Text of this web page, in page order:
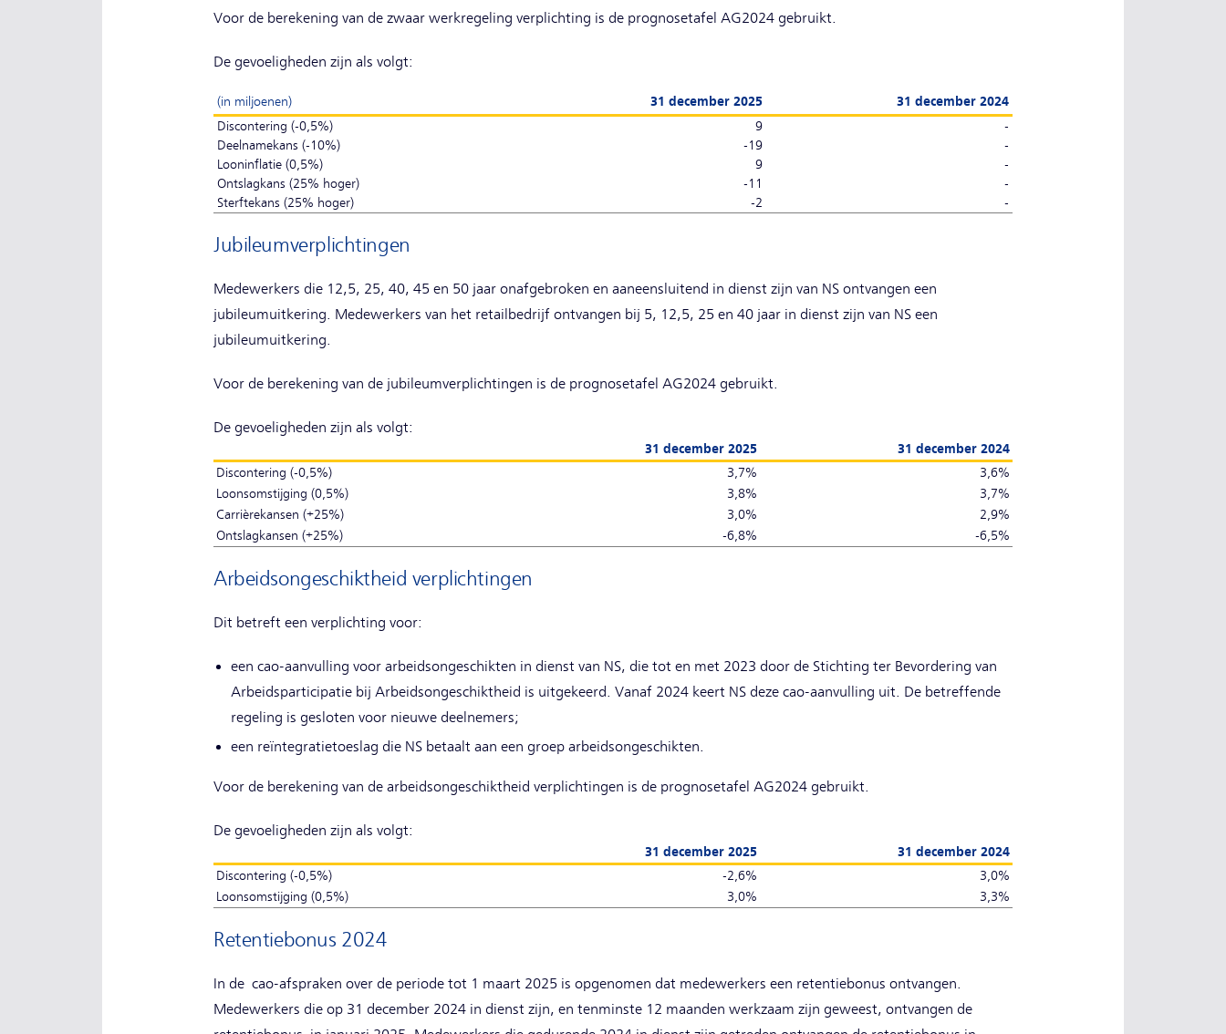
Voor de berekening van de zwaar werkregeling verplichting is de prognosetafel AG2024 gebruikt.
De gevoeligheden zijn als volgt:
(in miljoenen) 31 december 2025
31 december 2024
Discontering (-0,5%)
9
-
Deelnamekans (-10%)
-19
-
Looninflatie (0,5%)
9
-
Ontslagkans (25% hoger)
-11
-
Sterftekans (25% hoger)
-2 -
Jubileumverplichtingen
Medewerkers die 12,5, 25, 40, 45 en 50 jaar onafgebroken en aaneensluitend in dienst zijn van NS ontvangen een
jubileumuitkering. Medewerkers van het retailbedrijf ontvangen bij 5, 12,5, 25 en 40 jaar in dienst zijn van NS een
jubileumuitkering.
Voor de berekening van de jubileumverplichtingen is de prognosetafel AG2024 gebruikt.
De gevoeligheden zijn als volgt:
31 december 2025
31 december 2024
Discontering (-0,5%)
3,7%
3,6%
Loonsomstijging (0,5%)
3,8%
3,7%
Carrièrekansen (+25%)
3,0%
2,9%
Ontslagkansen (+25%)
-6,8% -6,5%
Arbeidsongeschiktheid verplichtingen
Dit betreft een verplichting voor:
een cao-aanvulling voor arbeidsongeschikten in dienst van NS, die tot en met 2023 door de Stichting ter Bevordering van
Arbeidsparticipatie bij Arbeidsongeschiktheid is uitgekeerd. Vanaf 2024 keert NS deze cao-aanvulling uit. De betreffende
regeling is gesloten voor nieuwe deelnemers;
een reïntegratietoeslag die NS betaalt aan een groep arbeidsongeschikten.
Voor de berekening van de arbeidsongeschiktheid verplichtingen is de prognosetafel AG2024 gebruikt.
De gevoeligheden zijn als volgt:
31 december 2025
31 december 2024
Discontering (-0,5%)
-2,6%
3,0%
Loonsomstijging (0,5%)
3,0% 3,3%
Retentiebonus 2024
In de cao-afspraken over de periode tot 1 maart 2025 is opgenomen dat medewerkers een retentiebonus ontvangen.
Medewerkers die op 31 december 2024 in dienst zijn, en tenminste 12 maanden werkzaam zijn geweest, ontvangen de